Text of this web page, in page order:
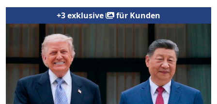
+3 exklusive für Kunden